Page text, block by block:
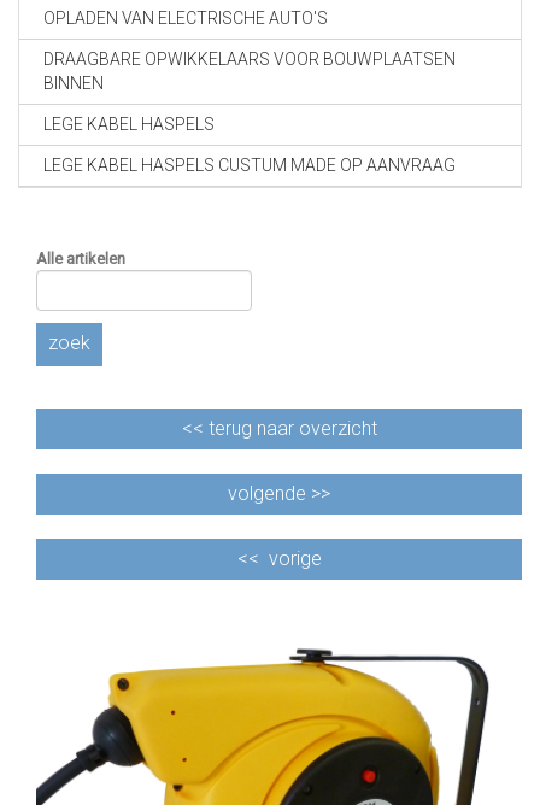
OPLADEN VAN ELECTRISCHE AUTO'S
DRAAGBARE OPWIKKELAARS VOOR BOUWPLAATSEN
BINNEN
LEGE KABEL HASPELS
LEGE KABEL HASPELS CUSTUM MADE OP AANVRAAG
Alle artikelen
zoek
<< terug naar overzicht
volgende >>
<< vorige